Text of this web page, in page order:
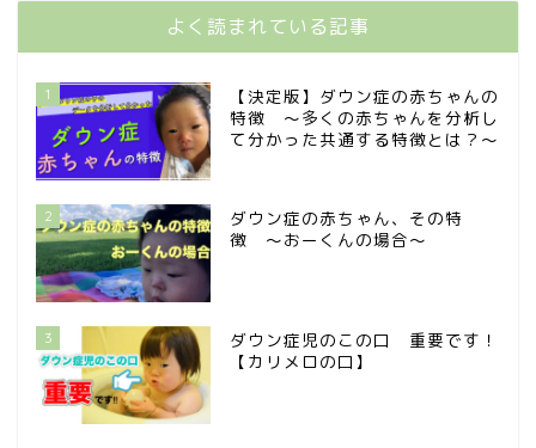
よく読まれている記事
1
【決定版】ダウン症の赤ちゃんの
特徴 〜多くの赤ちゃんを分析し
て分かった共通する特徴とは？〜
2
ダウン症の赤ちゃん、その特
徴 〜おーくんの場合〜
3
ダウン症児のこの口 重要です！
【カリメロの口】